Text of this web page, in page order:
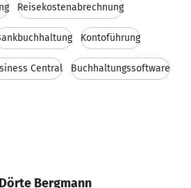
Reisekostenabrechnung
Kontoführung
Central Buchhaltungssoftware
Bergmann